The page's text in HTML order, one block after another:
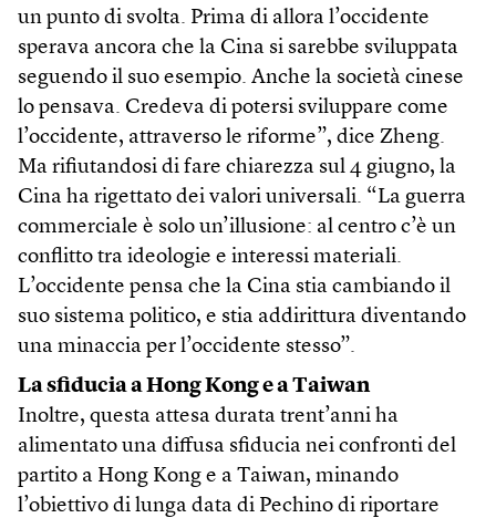
un punto di svolta. Prima di allora l’occidente
sperava ancora che la Cina si sarebbe sviluppata
seguendo il suo esempio. Anche la società cinese
lo pensava. Credeva di potersi sviluppare come
l’occidente, attraverso le riforme”, dice Zheng.
Ma rifiutandosi di fare chiarezza sul 4 giugno, la
Cina ha rigettato dei valori universali. “La guerra
commerciale è solo un’illusione: al centro c’è un
conflitto tra ideologie e interessi materiali.
L’occidente pensa che la Cina stia cambiando il
suo sistema politico, e stia addirittura diventando
una minaccia per l’occidente stesso”.
La sfiducia a Hong Kong e a Taiwan
Inoltre, questa attesa durata trent’anni ha
alimentato una diffusa sfiducia nei confronti del
partito a Hong Kong e a Taiwan, minando
l’obiettivo di lunga data di Pechino di riportare